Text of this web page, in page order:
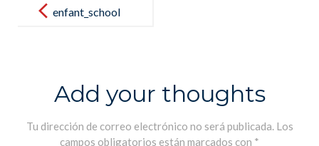
navigationenfant_school
Add your thoughts
Tu dirección de correo electrónico no será publicada. Los
campos obligatorios están marcados con *